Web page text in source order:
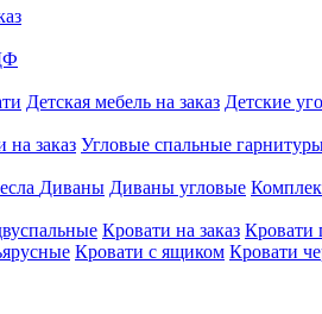
Детская мебель на заказ Детские
на заказ Угловые спальные
Диваны Диваны угловые
Кровати на заказ Кровати
Кровати с ящиком Кровати